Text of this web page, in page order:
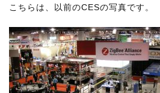
こちらは、以前のCESの写真です。